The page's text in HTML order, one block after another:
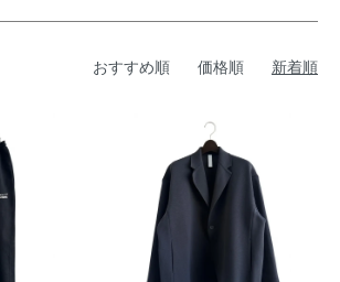
おすすめ順 価格順 新着順